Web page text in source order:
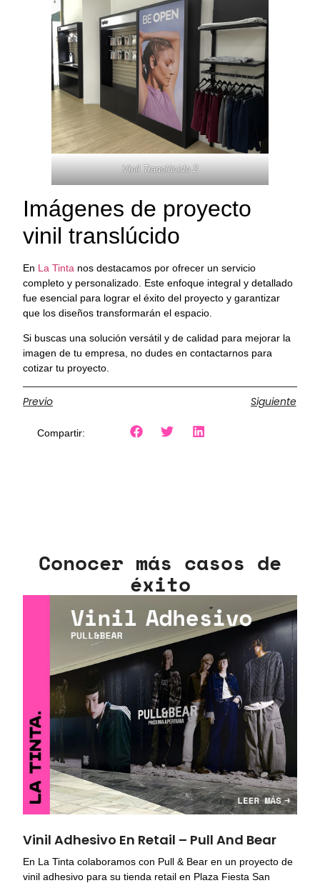
Vinil Translúcido 2
Imágenes de proyecto
vinil translúcido
En La Tinta nos destacamos por ofrecer un servicio
completo y personalizado. Este enfoque integral y detallado
fue esencial para lograr el éxito del proyecto y garantizar
que los diseños transformarán el espacio.
Si buscas una solución versátil y de calidad para mejorar la
imagen de tu empresa, no dudes en contactarnos para
cotizar tu proyecto.
Previo Siguiente
Compartir:
Conocer más casos de
éxito
Vinil Adhesivo En Retail – Pull And Bear
En La Tinta colaboramos con Pull & Bear en un proyecto de
vinil adhesivo para su tienda retail en Plaza Fiesta San